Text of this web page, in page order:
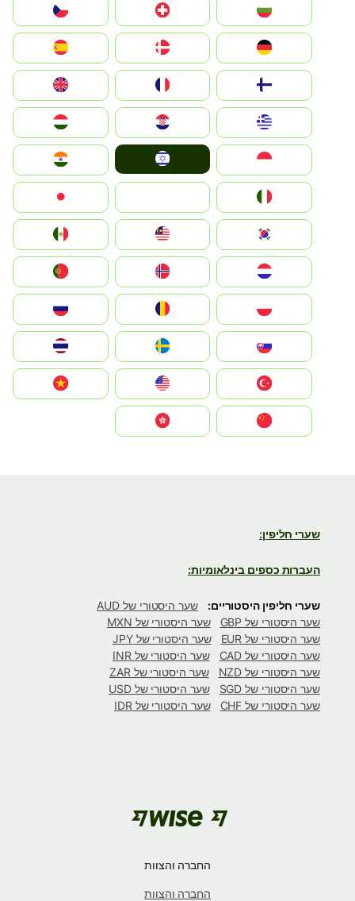
България
Switzerland
Czechia
Deutschland
Denmark
United Kingdom
Hrvatska
Magyarország
Indonesia
South Korea
Nederland
Portugal
România
Slovensko
United States
Vietnam
שערי חליפין:
העברות כספים בינלאומיות:
שערי חליפין היסטוריים:
שער היסטורי של AUD
שער היסטורי של GBP
שער היסטורי של MXN
שער היסטורי של EUR
שער היסטורי של JPY
שער היסטורי של CAD
שער היסטורי של INR
שער היסטורי של NZD
שער היסטורי של ZAR
שער היסטורי של SGD
שער היסטורי של USD
שער היסטורי של CHF
שער היסטורי של IDR
החברה והצוות
החברה והצוות